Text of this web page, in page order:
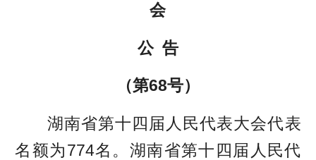
会
公 告
（第68号）
湖南省第十四届人民代表大会代表
名额为774名。湖南省第十四届人民代